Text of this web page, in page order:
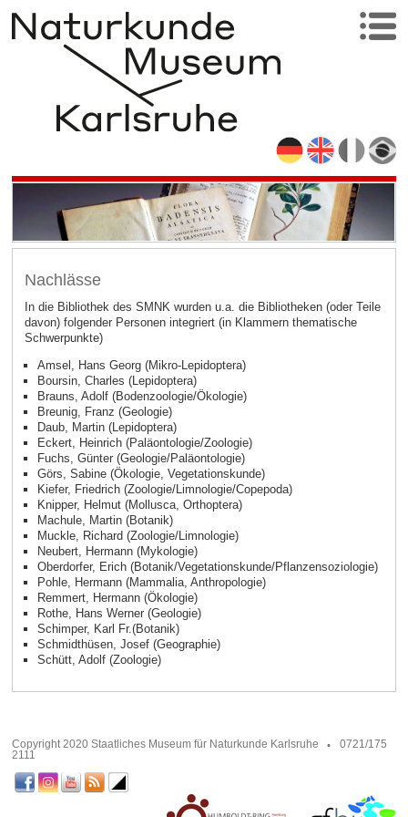
Nachlässe
In die Bibliothek des SMNK wurden u.a. die Bibliotheken (oder Teile
davon) folgender Personen integriert (in Klammern thematische
Schwerpunkte)
Amsel, Hans Georg (Mikro-Lepidoptera)
Boursin, Charles (Lepidoptera)
Brauns, Adolf (Bodenzoologie/Ökologie)
Breunig, Franz (Geologie)
Daub, Martin (Lepidoptera)
Eckert, Heinrich (Paläontologie/Zoologie)
Fuchs, Günter (Geologie/Paläontologie)
Görs, Sabine (Ökologie, Vegetationskunde)
Kiefer, Friedrich (Zoologie/Limnologie/Copepoda)
Knipper, Helmut (Mollusca, Orthoptera)
Machule, Martin (Botanik)
Muckle, Richard (Zoologie/Limnologie)
Neubert, Hermann (Mykologie)
Oberdorfer, Erich (Botanik/Vegetationskunde/Pflanzensoziologie)
Pohle, Hermann (Mammalia, Anthropologie)
Remmert, Hermann (Ökologie)
Rothe, Hans Werner (Geologie)
Schimper, Karl Fr.(Botanik)
Schmidthüsen, Josef (Geographie)
Schütt, Adolf (Zoologie)
Copyright 2020 Staatliches Museum für Naturkunde Karlsruhe
0721/175
2111